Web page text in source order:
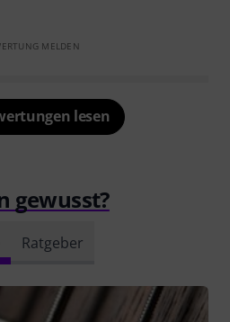
MELDEN
lesen
gewusst?
Ratgeber